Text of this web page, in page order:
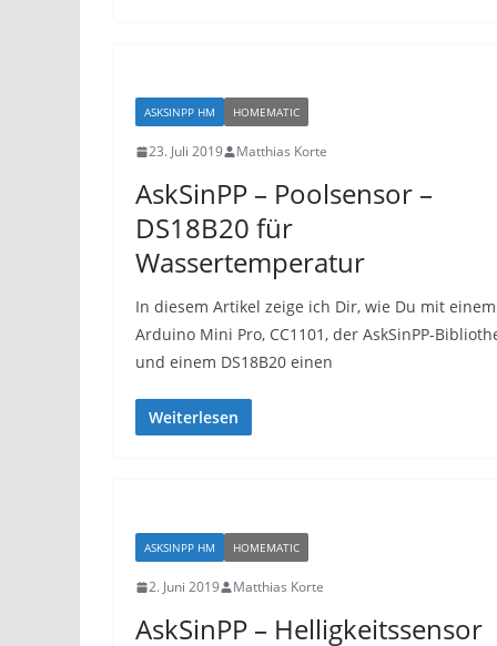
ASKSINPP HM HOMEMATIC
23. Juli 2019 Matthias Korte
AskSinPP – Poolsensor –
DS18B20 für
Wassertemperatur
In diesem Artikel zeige ich Dir, wie Du mit einem
Arduino Mini Pro, CC1101, der AskSinPP-
und einem DS18B20 einen
Weiterlesen
ASKSINPP HM HOMEMATIC
2. Juni 2019 Matthias Korte
AskSinPP – Helligkeitssensor